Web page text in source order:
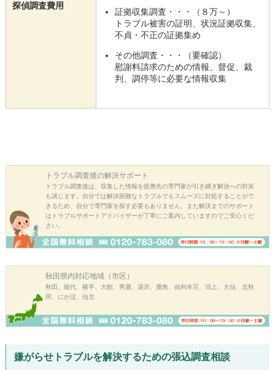
探偵調査費用
証拠収集調査・・・（８万～）
トラブル被害の証明、状況証拠収集、
不貞・不正の証拠集め
その他調査・・・（要確認）
慰謝料請求のための情報、督促、裁
判、調停等に必要な情報収集
トラブル調査後の解決サポート
トラブル調査後は、収集した情報を提携先の専門家が引き継ぎ解決への対策
も講じます。自分では解決困難なトラブルでもスムーズに対処することがで
きるため、自分で専門家を探す必要もありません。また解決までのサポート
はトラブルサポートアドバイザーが丁寧にご案内していますのでご安心くだ
さい。
秋田県内対応地域（市区）
秋田、能代、横手、大館、男鹿、湯沢、鹿角、由利本荘、潟上、大仙、北秋
田、にかほ、仙北
嫌がらせトラブルを解決するための張込調査相談